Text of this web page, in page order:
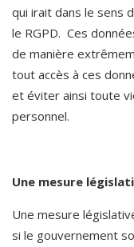
qui irait dans le sens
le RGPD.  Ces
de manière
tout accès à ces
et éviter ainsi toute
personnel.
Une mesure
Une mesure
si le gouvernement